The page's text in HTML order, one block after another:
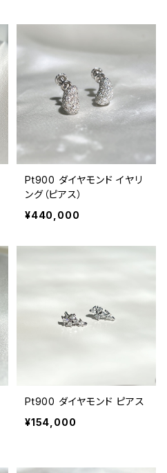
Pt900 ダイヤモンド イヤリ
ング（ピアス）
¥440,000
Pt900 ダイヤモンド ピアス
¥154,000